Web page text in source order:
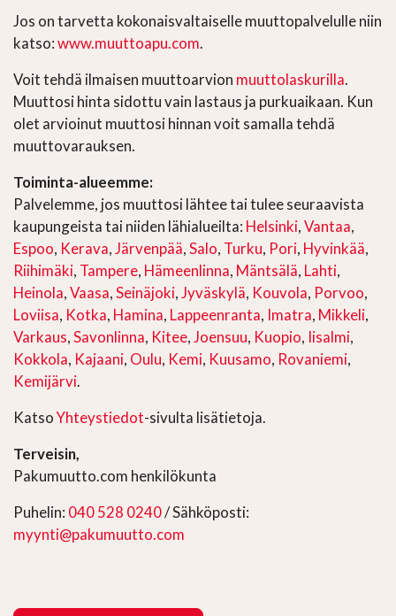
Jos on tarvetta kokonaisvaltaiselle muuttopalvelulle niin
katso:www.muuttoapu.com.
Voit tehdä ilmaisen muuttoarvion muuttolaskurilla.
Muuttosi hinta sidottu vain lastaus ja purkuaikaan. Kun
olet arvioinut muuttosi hinnan voit samalla tehdä
muuttovarauksen.
Toiminta-alueemme:
Palvelemme, jos muuttosi lähtee tai tulee seuraavista
kaupungeista tai niiden lähialueilta: Helsinki,Vantaa,
Espoo, Kerava,Järvenpää,Salo, Turku, Pori, Hyvinkää,
Riihimäki, Tampere, Hämeenlinna, Mäntsälä, Lahti,
Heinola,Vaasa,Seinäjoki,Jyväskylä, Kouvola, Porvoo,
Loviisa, Kotka, Hamina, Lappeenranta, Imatra, Mikkeli,
Varkaus,Savonlinna, Kitee,Joensuu, Kuopio, Iisalmi,
Kokkola, Kajaani, Oulu, Kemi, Kuusamo, Rovaniemi,
Kemijärvi.
KatsoYhteystiedot-sivulta lisätietoja.
Terveisin,
Pakumuutto.com henkilökunta
Puhelin: 040 528 0240/ Sähköposti:
myynti@pakumuutto.com